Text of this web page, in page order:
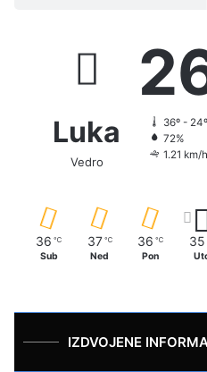
Luka
Vedro
36º - 24º
72%
1.21 km/h
36 ℃
Sub
37 ℃
Ned
36 ℃
Pon
35
IZDVOJENE